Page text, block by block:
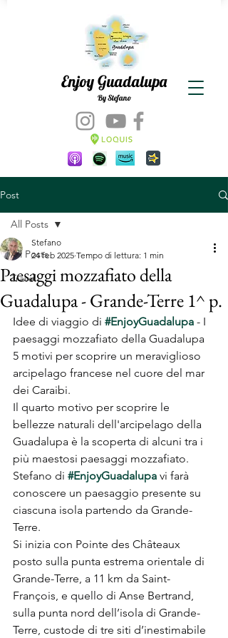
Enjoy Guadalupa
By Stefano
Post
All Posts
Travel
All Posts
Paesaggi mozzafiato della
Guadalupa - Grande-Terre 1^ p.
Stefano
24 feb 2025 Tempo di lettura: 1 min
Idee di viaggio di #EnjoyGuadalupa - I
paesaggi mozzafiato della Guadalupa
5 motivi per scoprire un meraviglioso
arcipelago francese nel cuore del mar
dei Caraibi.
Il quarto motivo per scoprire le
bellezze naturali dell'arcipelago della
Guadalupa è la scoperta di alcuni tra i
più maestosi paesaggi mozzafiato.
Stefano di #EnjoyGuadalupa vi farà
conoscere un paesaggio presente su
ciascuna isola partendo da Grande-
Terre.
Si inizia con Pointe des Châteaux
posto sulla punta estrema orientale di
Grande-Terre, a 11 km da Saint-
François, e quello di Anse Bertrand,
sulla punta nord dell’isola di Grande-
Terre, custode di tre siti d’inestimabile